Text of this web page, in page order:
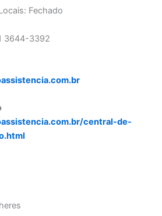
Fechado
3644-3392
central-de-